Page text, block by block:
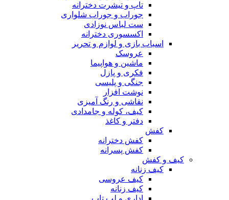
تاپ و تیشرت دخترانه
جوراب و جوراب شلواری
ست لباس نوزادی
اکسسوری دخترانه
اسباب بازی و لوازم و تحریر
عروسک
ماشین و هواپیما
فکری و پازل
جنگی و پلیسی
نوشت افزار
نقاشی و رنگ آمیزی
کیف، کوله و جامدادی
دفتر و کاغذ
کفش
کفش دخترانه
کفش پسرانه
کیف و کفش
کیف زنانه
کیف عروسی
کیف زنانه
اداری و لب تاپ